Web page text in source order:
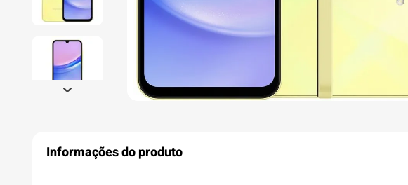
Informações do produto